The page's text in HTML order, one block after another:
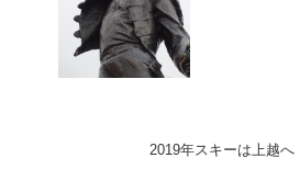
2019年スキーは上越へ